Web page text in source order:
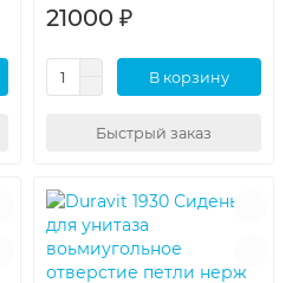
21000 ₽
В корзину
Быстрый заказ